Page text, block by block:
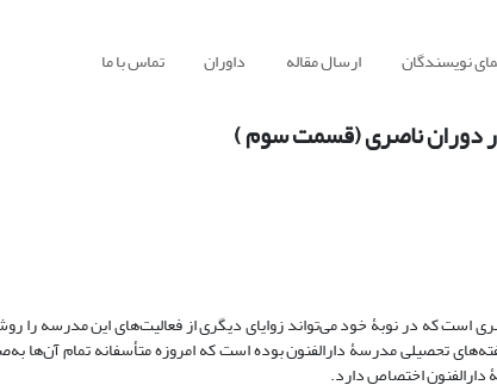
نویسندگان ارسال مقاله داوران تماس با ما
دوران ناصری (قسمت سوم )
است که در نوبۀ خود می‌تواند زوایای دیگری از فعالیت‌های این مدرسه را
تحصیلی مدرسۀ دارالفنون بوده است که امروزه متأسفانه تمام
اختصاص دارد.